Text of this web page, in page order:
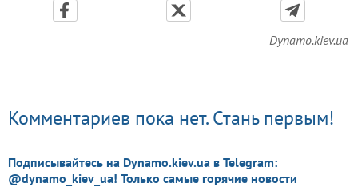
Dynamo.kiev.ua
Комментариев пока нет. Стань первым!
Подписывайтесь на Dynamo.kiev.ua в Telegram:
@dynamo_kiev_ua! Только самые горячие новости